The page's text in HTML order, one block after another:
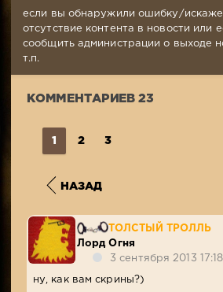
14:30
Комментариев:
23
если вы обнаружили ошибку/
отсутствие контента в новости или
сообщить администрации о выходе
т.п.
КОММЕНТАРИЕВ 23
1 2 3
НАЗАД
ТОЛСТЫЙ ТРОЛЛЬ
Лорд Огня
3 сентября 2013 17:18
ну, как вам скрины?)